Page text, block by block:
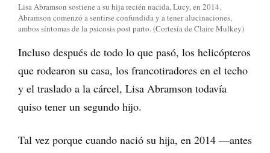
Lisa Abramson sostiene a su hija recién nacida, Lucy, en 2014.
Abramson comenzó a sentirse confundida y a tener alucinaciones,
ambos síntomas de la psicosis post parto. (Cortesía de Claire Mulkey)
Incluso después de todo lo que pasó, los helicópteros
que rodearon su casa, los francotiradores en el techo
y el traslado a la cárcel, Lisa Abramson todavía
quiso tener un segundo hijo.
Tal vez porque cuando nació su hija, en 2014 —antes